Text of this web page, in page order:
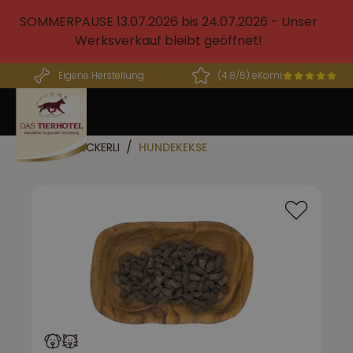
springen
SOMMERPAUSE 13.07.2026 bis 24.07.2026 - Unser
Werksverkauf bleibt geöffnet!
Eigene Herstellung (4.8/5) eKomi
BARF LECKERLI HUNDEKEKSE